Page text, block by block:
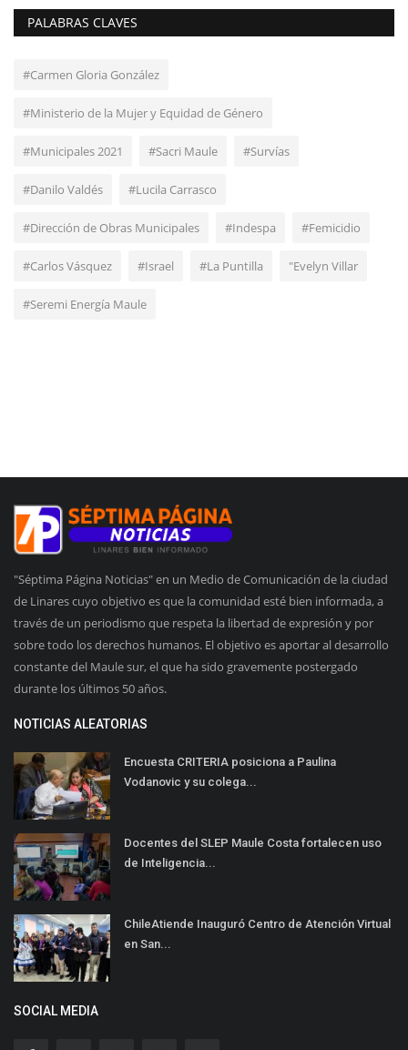
PALABRAS CLAVES
#Carmen Gloria González
#Ministerio de la Mujer y Equidad de Género
#Municipales 2021 #Sacri Maule #Survías
#Danilo Valdés #Lucila Carrasco
#Dirección de Obras Municipales #Indespa #Femicidio
#Carlos Vásquez #Israel #La Puntilla "Evelyn Villar
#Seremi Energía Maule
"Séptima Página Noticias" en un Medio de Comunicación de la ciudad
de Linares cuyo objetivo es que la comunidad esté bien informada, a
través de un periodismo que respeta la libertad de expresión y por
sobre todo los derechos humanos. El objetivo es aportar al desarrollo
constante del Maule sur, el que ha sido gravemente postergado
durante los últimos 50 años.
NOTICIAS ALEATORIAS
Encuesta CRITERIA posiciona a Paulina
Vodanovic y su colega...
Docentes del SLEP Maule Costa fortalecen uso
de Inteligencia...
ChileAtiende Inauguró Centro de Atención Virtual
en San...
SOCIAL MEDIA